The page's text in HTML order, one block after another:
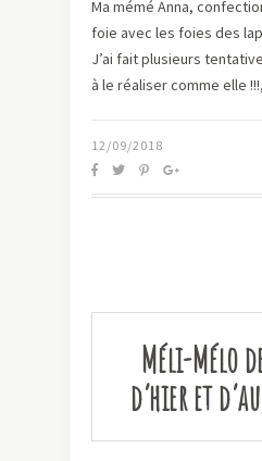
Ma mémé Anna,
foie avec les foies des
J’ai fait plusieurs
à le réaliser comme elle
12/09/2018
Méli-Mélo
d’hier et